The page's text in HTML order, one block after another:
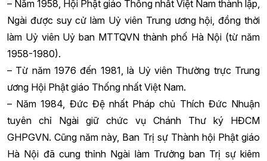
– Năm 1958, Hội Phật giáo Thống nhất Việt Nam thành lập,
Ngài được suy cử làm Uỷ viên Trung ương hội, đồng thời
làm Uỷ viên Uỷ ban MTTQVN thành phố Hà Nội (từ năm
1958-1980).
– Từ năm 1976 đến 1981, là Uỷ viên Thường trực Trung
ương Hội Phật giáo Thống nhất Việt Nam.
– Năm 1984, Đức Đệ nhất Pháp chủ Thích Đức Nhuận
tuyên chỉ Ngài giữ chức vụ Chánh Thư ký HĐCM
GHPGVN. Cũng năm này, Ban Trị sự Thành hội Phật giáo
Hà Nội đã cung thỉnh Ngài làm Trưởng ban Trị sự kiêm